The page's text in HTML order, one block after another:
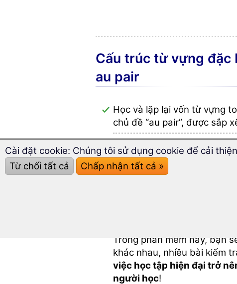
Cấu trúc từ vựng đặc
au pair
Học và lặp lại vốn từ vựng
chủ đề “au pair”, được sắp
Hơn
2.000 từ và cụm từ
chuẩn bị lý tưởng để học
Trong phần mềm này, bạn
khác nhau, nhiều bài kiểm
việc học tập hiện đại trở
người học!
Cài đặt cookie: Chúng tôi sử dụng cookie để cải
Từ chối tất cả
Chấp nhận tất cả »